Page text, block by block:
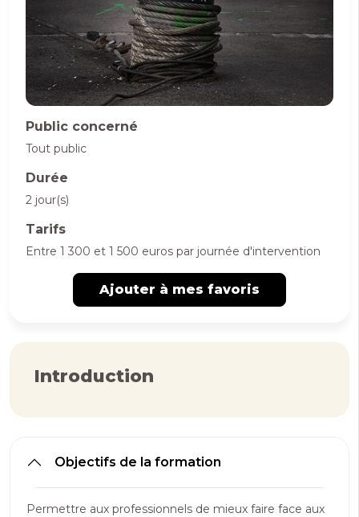
Public concerné
Tout public
Durée
2 jour(s)
Tarifs
Entre 1 300 et 1 500 euros par journée d'intervention
Ajouter à mes favoris
Introduction
Objectifs de la formation
Permettre aux professionnels de mieux faire face aux